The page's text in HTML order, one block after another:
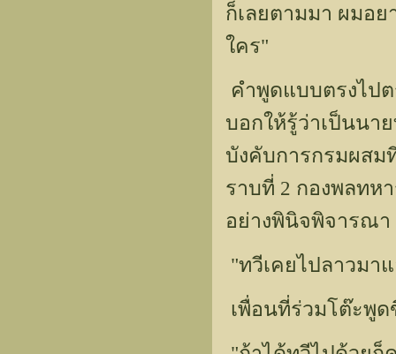
ก็เลยตามมา ผมอย
ใคร"
คำพูดแบบตรงไป
บอกให้รู้ว่าเป็นนา
บังคับการกรมผสม
ราบที่ 2 กองพลทห
อย่างพินิจพิจารณา
"ทวีเคยไปลาวมา
เพื่อนที่ร่วมโต๊ะพู